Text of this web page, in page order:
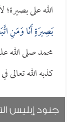
الله على بصيرة؛
بَصِيرَةٍ أَنَا وَمَنِ
محمد صلى الله
كذبه الله تعالى
جنود إبليس